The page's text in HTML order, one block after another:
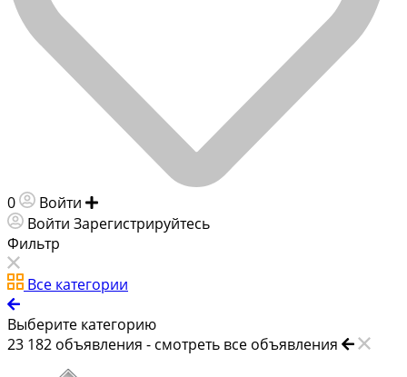
0 Войти
Войти Зарегистрируйтесь
Фильтр
Все категории
Выберите категорию
23 182 объявления - смотреть все объявления